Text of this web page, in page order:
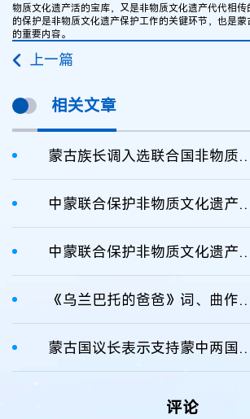
物质文化遗产活的宝库，又是非物质文化遗产代代相
的保护是非物质文化遗产保护工作的关键环节，也是
的重要内容。
上一篇
相关文章
蒙古族长调入选联合国
中蒙联合保护非物质文化遗产合作机
中蒙联合保护非物质文化遗产合作机
《乌兰巴托的爸爸》词
蒙古国议长表示支持蒙
评论